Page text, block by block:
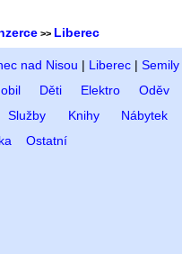
>> Liberec
nad Nisou | Liberec | Semily
Děti Elektro
Oděv
Služby Knihy
Nábytek
Ostatní